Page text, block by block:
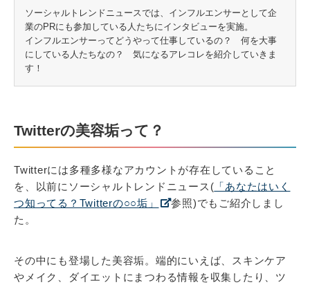
ソーシャルトレンドニュースでは、インフルエンサーとして企
業のPRにも参加している人たちにインタビューを実施。
インフルエンサーってどうやって仕事しているの？ 何を大事
にしている人たちなの？ 気になるアレコレを紹介していきま
す！
Twitterの美容垢って？
Twitterには多種多様なアカウントが存在していること
を、以前にソーシャルトレンドニュース( 「あなたはいく
つ知ってる？Twitterの○○垢」
参照)でもご紹介しまし
た。
その中にも登場した美容垢。端的にいえば、スキンケア
やメイク、ダイエットにまつわる情報を収集したり、ツ